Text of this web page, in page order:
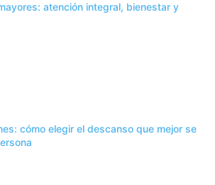
atención integral, bienestar y
cómo elegir el descanso que mejor se